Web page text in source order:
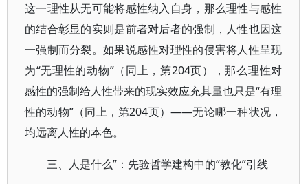
这一理性从无可能将感性纳入自身，那么理性与感性
的结合彰显的实则是前者对后者的强制，人性也因这
一强制而分裂。如果说感性对理性的侵害将人性呈现
为“无理性的动物”（同上，第204页），那么理性对
感性的强制给人性带来的现实效应充其量也只是“有理
性的动物”（同上，第204页）——无论哪一种状况，
均远离人性的本色。
三、人是什么”：先验哲学建构中的“教化”引线